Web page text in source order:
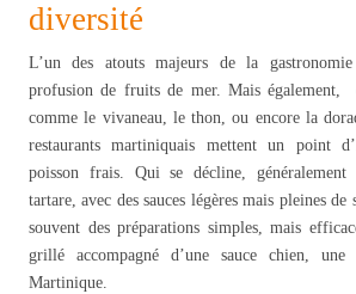
diversité
L’un des atouts majeurs de la
profusion de fruits de mer. Mais également,
comme le vivaneau, le thon, ou encore la
restaurants martiniquais mettent un point
poisson frais. Qui se décline,
tartare, avec des sauces légères mais pleines
souvent des préparations simples, mais
grillé accompagné d’une sauce chien, une
Martinique.